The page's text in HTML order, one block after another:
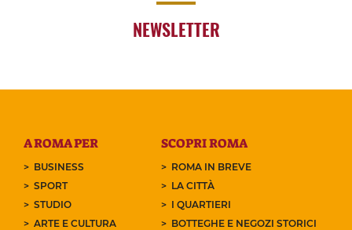
NEWSLETTER
A ROMA PER
BUSINESS
SPORT
STUDIO
ARTE E CULTURA
SCOPRI ROMA
ROMA IN BREVE
LA CITTÀ
I QUARTIERI
BOTTEGHE E NEGOZI STORICI